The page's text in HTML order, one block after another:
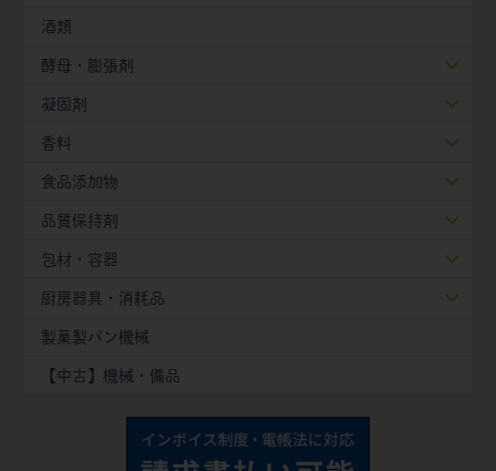
酒類
酵母・膨張剤
凝固剤
香料
食品添加物
品質保持剤
包材・容器
厨房器具・消耗品
製菓製パン機械
【中古】機械・備品